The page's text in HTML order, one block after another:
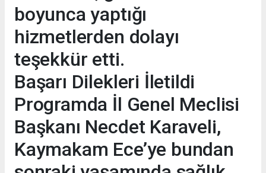
boyunca yaptığı
hizmetlerden dolayı
teşekkür etti.
Başarı Dilekleri İletildi
Programda İl Genel Meclisi
Başkanı Necdet Karaveli,
Kaymakam Ece’ye bundan